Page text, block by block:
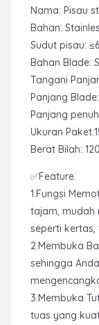
Nama: Pisau
Bahan:
Sudut pisau:
Bahan Blade:
Tangani
Panjang
Panjang
Ukuran
Berat Bilah:
✅Feature:
1.Fungsi
tajam, mudah
seperti kertas,
2.Membuka
sehingga
3.Membuka
tuas yang